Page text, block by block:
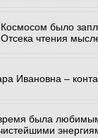
Космосом было
Отсека чтения
Ивановна –
была